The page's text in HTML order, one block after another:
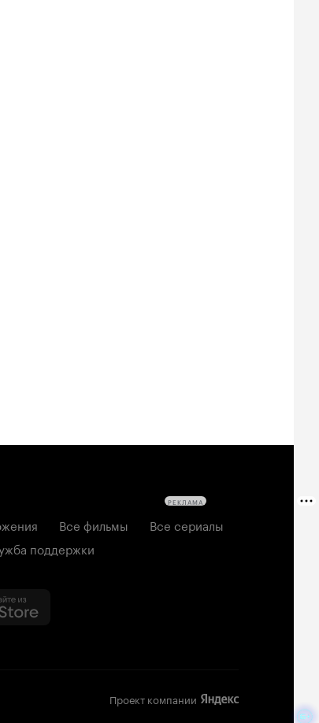
Все фильмы
Все сериалы
поддержки
Проект компании
РЕКЛАМА